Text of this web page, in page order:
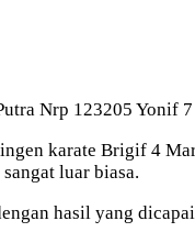
Nrp 123205 Yonif
karate Brigif 4
luar biasa.
hasil yang